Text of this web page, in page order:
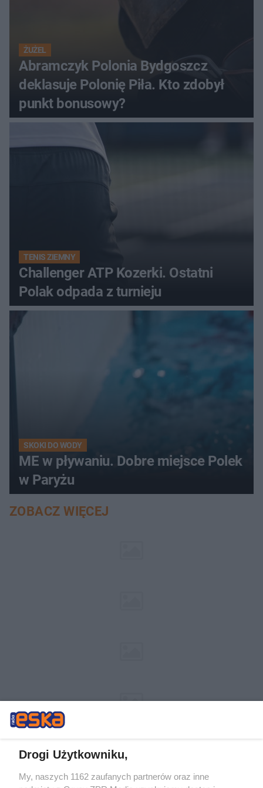
ŻUŻEL
Abramczyk Polonia Bydgoszcz
deklasuje Polonię Piła. Kto zdobył
punkt bonusowy?
TENIS ZIEMNY
Challenger ATP Kozerki. Ostatni
Polak odpada z turnieju
SKOKI DO WODY
ME w pływaniu. Dobre miejsce Polek
w Paryżu
ZOBACZ WIĘCEJ
Drogi Użytkowniku,
My, naszych 1162 zaufanych partnerów oraz inne